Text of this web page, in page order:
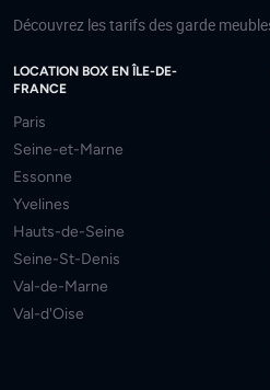
Découvrez les tarifs des garde
LOCATION BOX EN ÎLE-DE-
FRANCE
Paris
Seine-et-Marne
Essonne
Yvelines
Hauts-de-Seine
Seine-St-Denis
Val-de-Marne
Val-d'Oise